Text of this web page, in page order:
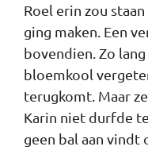
Roel erin zou
ging maken. Een
bovendien. Zo
bloemkool
terugkomt. Maar
Karin niet durfde
geen bal aan vindt